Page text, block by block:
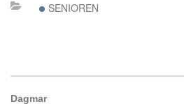
SENIOREN
Dagmar